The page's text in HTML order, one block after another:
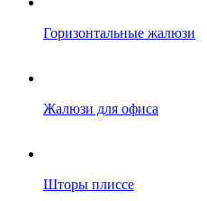
Горизонтальные жалюзи
Жалюзи для офиса
Шторы плиссе